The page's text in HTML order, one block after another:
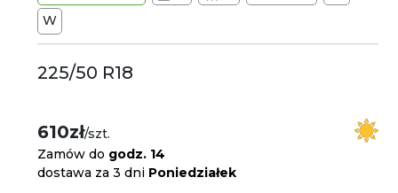
W
225/50 R18
610zł/szt.
Zamów do godz. 14
dostawa za 3 dni Poniedziałek